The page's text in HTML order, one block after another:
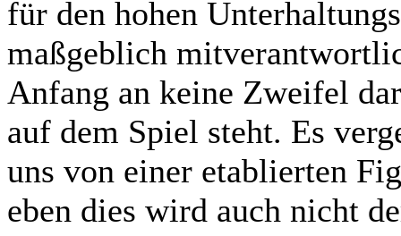
für den hohen
maßgeblich
Anfang an keine Zweifel
auf dem Spiel steht. Es
uns von einer etablierten
eben dies wird auch nicht